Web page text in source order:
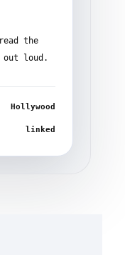
the
loud.
Hollywood
linked